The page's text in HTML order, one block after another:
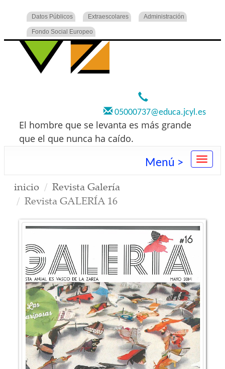
Datos Públicos Extraescolares Administración
Fondo Social Europeo
05000737@educa.jcyl.es
El hombre que se levanta es más grande
que el que nunca ha caído.
Menú >
inicio
Revista Galería
Revista GALERÍA 16